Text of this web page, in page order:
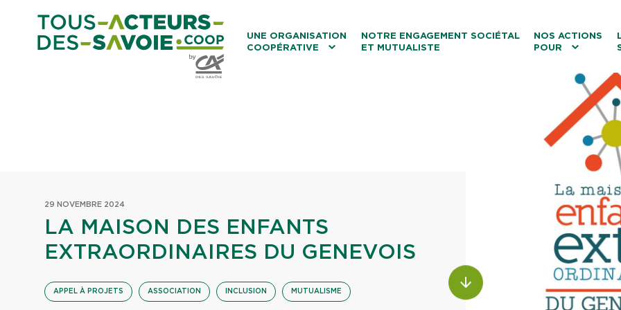
UNE ORGANISATION
COOPÉRATIVE
NOTRE ENGAGEMENT SOCIÉTAL
ET MUTUALISTE
NOS ACTIONS
POUR
Le tourisme
Les transitions
La biodiversité
Les associations
29 NOVEMBRE 2024
LA MAISON DES ENFANTS
EXTRAORDINAIRES DU GENEVOIS
APPEL À PROJETS ASSOCIATION INCLUSION MUTUALISME
ALLER AU CONTENU